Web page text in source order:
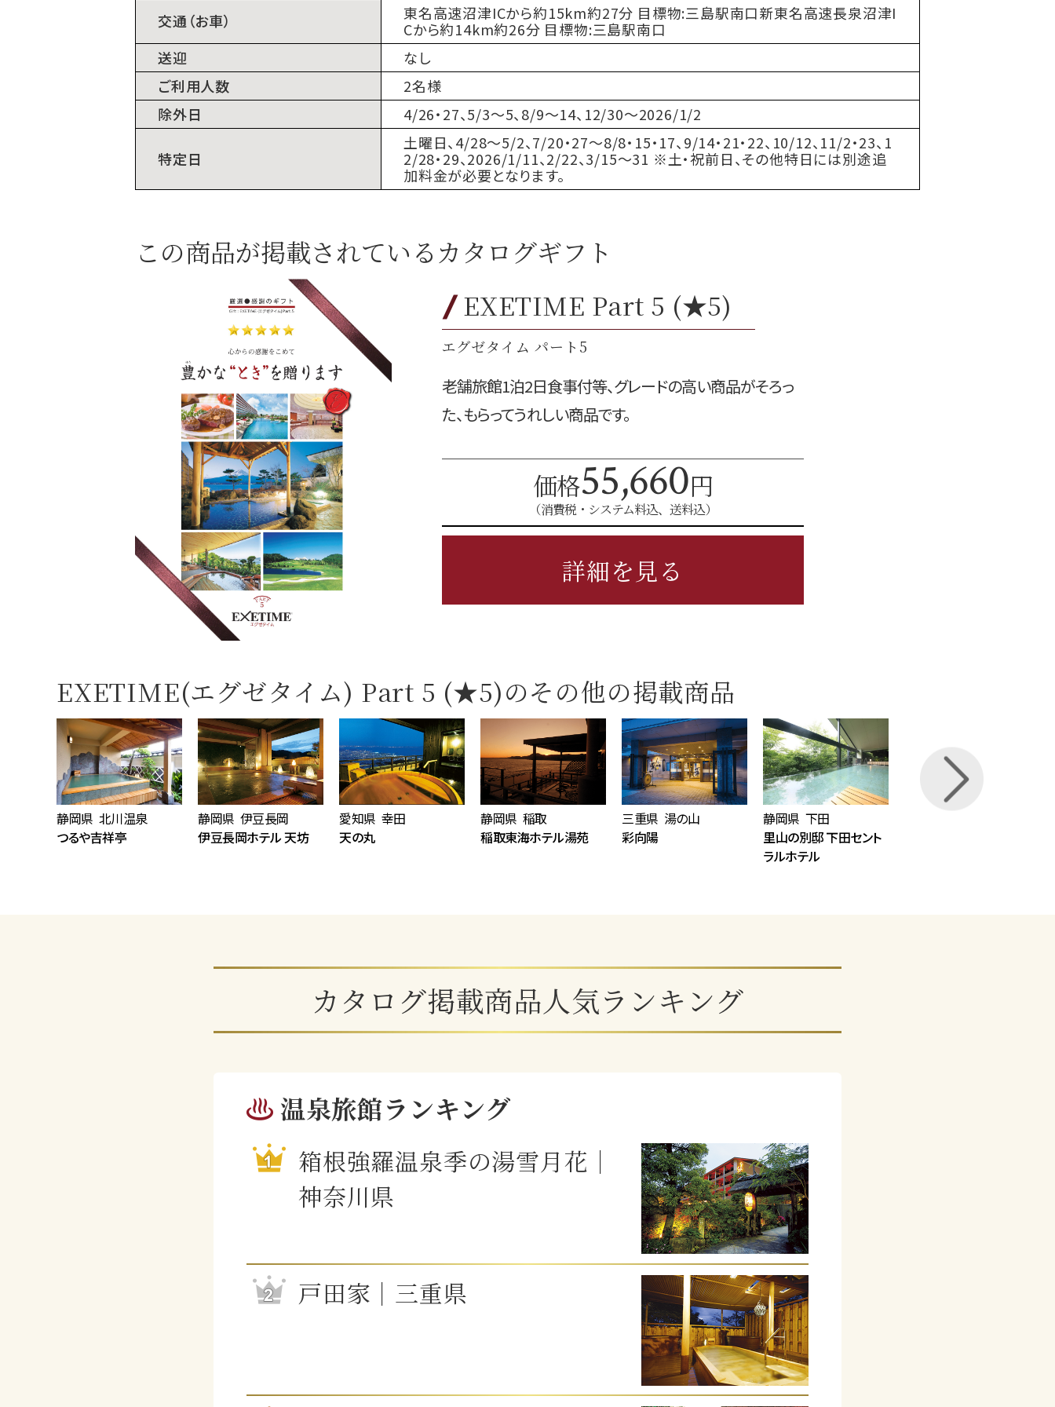
交通（お車）
東名高速沼津ICから約15km約27分 目標物:三島駅南口新東名高速長泉沼津I
Cから約14km約26分 目標物:三島駅南口
送迎
なし
ご利用人数
2名様
除外日
4/26・27、5/3〜5、8/9〜14、12/30〜2026/1/2
特定日
土曜日、4/28〜5/2、7/20・27〜8/8・15・17、9/14・21・22、10/12、11/2・23、1
2/28・29、2026/1/11、2/22、3/15〜31 ※土・祝前日、その他特日には別途追
加料金が必要となります。
この商品が掲載されているカタログギフト
EXETIME Part 5 (★5)
エグゼタイム パート5
老舗旅館1泊2日食事付等、グレードの高い商品がそろっ
た、もらってうれしい商品です。
価格55,660円
（消費税・システム料込、送料込）
詳細を見る
EXETIME(エグゼタイム) Part 5 (★5)のその他の掲載商品
静岡県 北川温泉
つるや吉祥亭
静岡県 伊豆長岡
伊豆長岡ホテル 天坊
愛知県 幸田
天の丸
静岡県 稲取
稲取東海ホテル湯苑
三重県 湯の山
彩向陽
静岡県 下田
里山の別邸 下田セント
ラルホテル
カタログ掲載商品人気ランキング
温泉旅館ランキング
箱根強羅温泉季の湯雪月花｜
神奈川県
戸田家｜三重県